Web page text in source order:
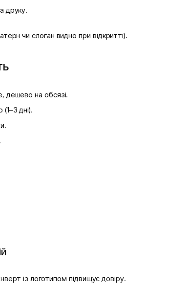
друку.
чи слоган видно при відкритті).
дешево на обсязі.
дні).
із логотипом підвищує довіру.